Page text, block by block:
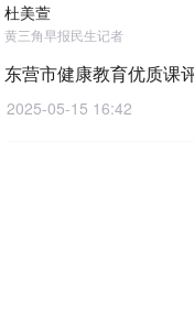
杜美萱
黄三角早报民生记者
东营市健康教育优质课
2025-05-15 16:42